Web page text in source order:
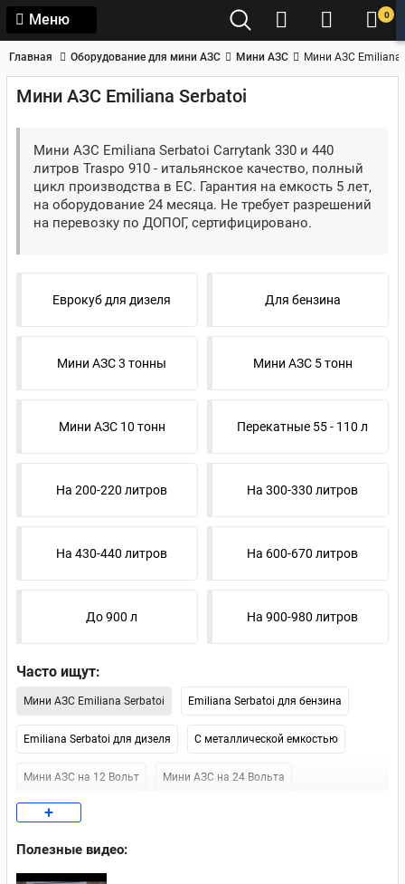
Меню 0
Главная Оборудование для мини АЗС Мини АЗС Мини АЗС Emiliana
Мини АЗС Emiliana Serbatoi
Мини АЗС Emiliana Serbatoi Carrytank 330 и 440
литров Traspo 910 - итальянское качество, полный
цикл производства в ЕС. Гарантия на емкость 5 лет,
на оборудование 24 месяца. Не требует разрешений
на перевозку по ДОПОГ, сертифицировано.
Еврокуб для дизеля Для бензина
Мини АЗС 3 тонны Мини АЗС 5 тонн
Мини АЗС 10 тонн Перекатные 55 - 110 л
На 200-220 литров На 300-330 литров
На 430-440 литров На 600-670 литров
До 900 л На 900-980 литров
Часто ищут:
Мини АЗС Emiliana Serbatoi Emiliana Serbatoi для бензина
Emiliana Serbatoi для дизеля С металлической емкостью
Мини АЗС на 12 Вольт Мини АЗС на 24 Вольта
Мини АЗС на 220 Вольт
Мини АЗС Artaz
+
Полезные видео: